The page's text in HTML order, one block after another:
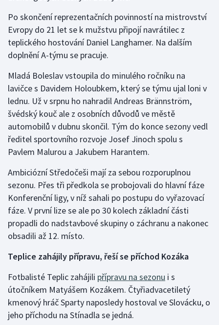
Lyže a snowboard
Moderní pětiboj
Motorsport
Olympijské hry
Parasport
Plavání
Plážový volejbal
Ragby
Rychlobruslení
Rychlostní kanoistika
Stolní tenis
Triatlon
Po skončení reprezentačních povinností na mistrovství
Evropy do 21 let se k mužstvu připojí navrátilec z
teplického hostování Daniel Langhamer. Na dalším
doplnění A-týmu se pracuje.
Mladá Boleslav vstoupila do minulého ročníku na
lavičce s Davidem Holoubkem, který se týmu ujal loni v
lednu. Už v srpnu ho nahradil Andreas Brännström,
švédský kouč ale z osobních důvodů ve městě
automobilů v dubnu skončil. Tým do konce sezony vedl
ředitel sportovního rozvoje Josef Jinoch spolu s
Pavlem Malurou a Jakubem Harantem.
Ambiciózní Středočeši mají za sebou rozporuplnou
sezonu. Přes tři předkola se probojovali do hlavní fáze
Konferenční ligy, v níž sahali po postupu do vyřazovací
fáze. V první lize se ale po 30 kolech základní části
propadli do nadstavbové skupiny o záchranu a nakonec
obsadili až 12. místo.
Teplice zahájily přípravu, řeší se příchod Kozáka
Fotbalisté Teplic zahájili přípravu na sezonu i s
útočníkem Matyášem Kozákem. Čtyřiadvacetiletý
kmenový hráč Sparty naposledy hostoval ve Slovácku, o
jeho příchodu na Stínadla se jedná.